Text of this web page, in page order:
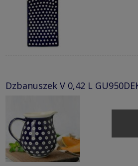
Dzbanuszek V 0,42 L